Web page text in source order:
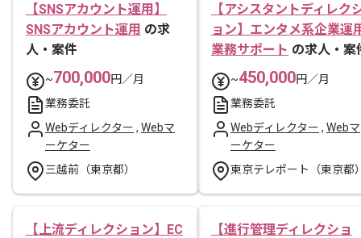
【SNSアカウント運用】
SNSアカウント運用 の求
人・案件
~700,000円／月
業務委託
Webディレクター , Webマ
ーケター
三越前（東京都）
【アシスタントディレク
ョン】エンタメ系企業運
業務サポート の求人・案
~450,000円／月
業務委託
Webディレクター , Webマ
ーケター
東京テレポート（東京都
【上流ディレクション】EC
【進行管理ディレクショ